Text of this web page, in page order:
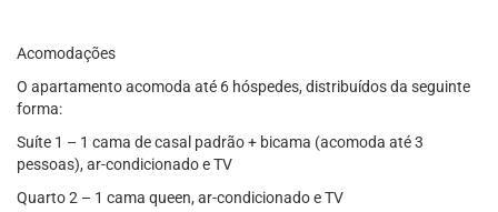
Acomodações
O apartamento acomoda até 6 hóspedes, distribuídos da seguinte
forma:
Suíte 1 – 1 cama de casal padrão + bicama (acomoda até 3
pessoas), ar-condicionado e TV
Quarto 2 – 1 cama queen, ar-condicionado e TV